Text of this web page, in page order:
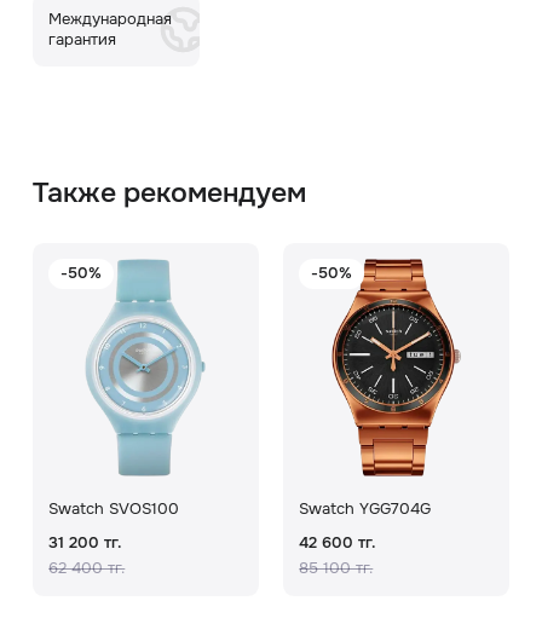
Международная
гарантия
Также рекомендуем
-50%
Swatch SVOS100
31 200 тг.
62 400 тг.
-50%
Swatch YGG704G
42 600 тг.
85 100 тг.